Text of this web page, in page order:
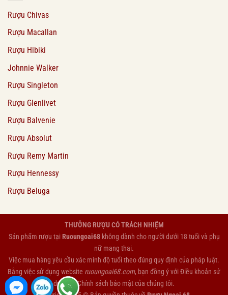
Rượu Chivas
Rượu Macallan
Rượu Hibiki
Johnnie Walker
Rượu Singleton
Rượu Glenlivet
Rượu Balvenie
Rượu Absolut
Rượu Remy Martin
Rượu Hennessy
Rượu Beluga
THƯỞNG RƯỢU CÓ TRÁCH NHIỆM
Sản phẩm rượu tạiRuoungoai68không dành cho người dưới 18 tuổi và phụ
nữ mang thai.
Việc mua hàng yêu cầu xác minh độ tuổi theo đúng quy định của pháp luật.
Bằng việc sử dụng website ruoungoai68.com, bạn đồng ý vớiĐiều khoản sử
dụng vàChính sách bảo mậtcủa chúng tôi.